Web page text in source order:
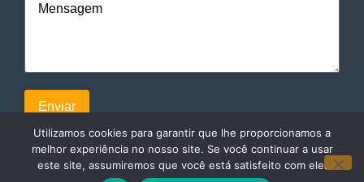
Utilizamos cookies para garantir que lhe proporcionamos a
melhor experiência no nosso site. Se você continuar a usar
este site, assumiremos que você está satisfeito com ele.